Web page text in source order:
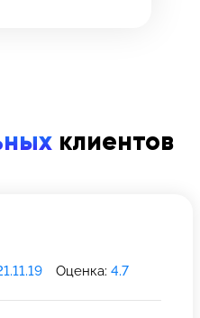
клиентов
Оценка: 4.7